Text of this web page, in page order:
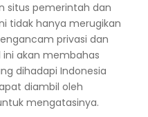
situs pemerintah dan
tidak hanya merugikan
privasi dan
akan membahas
dihadapi Indonesia
diambil oleh
mengatasinya.